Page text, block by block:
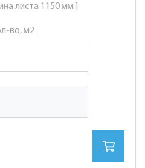
листа 1150 мм ]
во, м2